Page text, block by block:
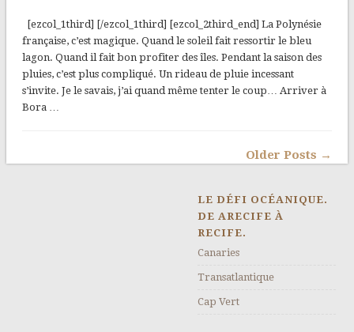
[ezcol_1third] [/ezcol_1third] [ezcol_2third_end] La Polynésie
française, c’est magique. Quand le soleil fait ressortir le bleu
lagon. Quand il fait bon profiter des îles. Pendant la saison des
pluies, c’est plus compliqué. Un rideau de pluie incessant
s’invite. Je le savais, j’ai quand même tenter le coup… Arriver à
Bora …
Older Posts →
LE DÉFI OCÉANIQUE.
DE ARECIFE À
RECIFE.
Canaries
Transatlantique
Cap Vert